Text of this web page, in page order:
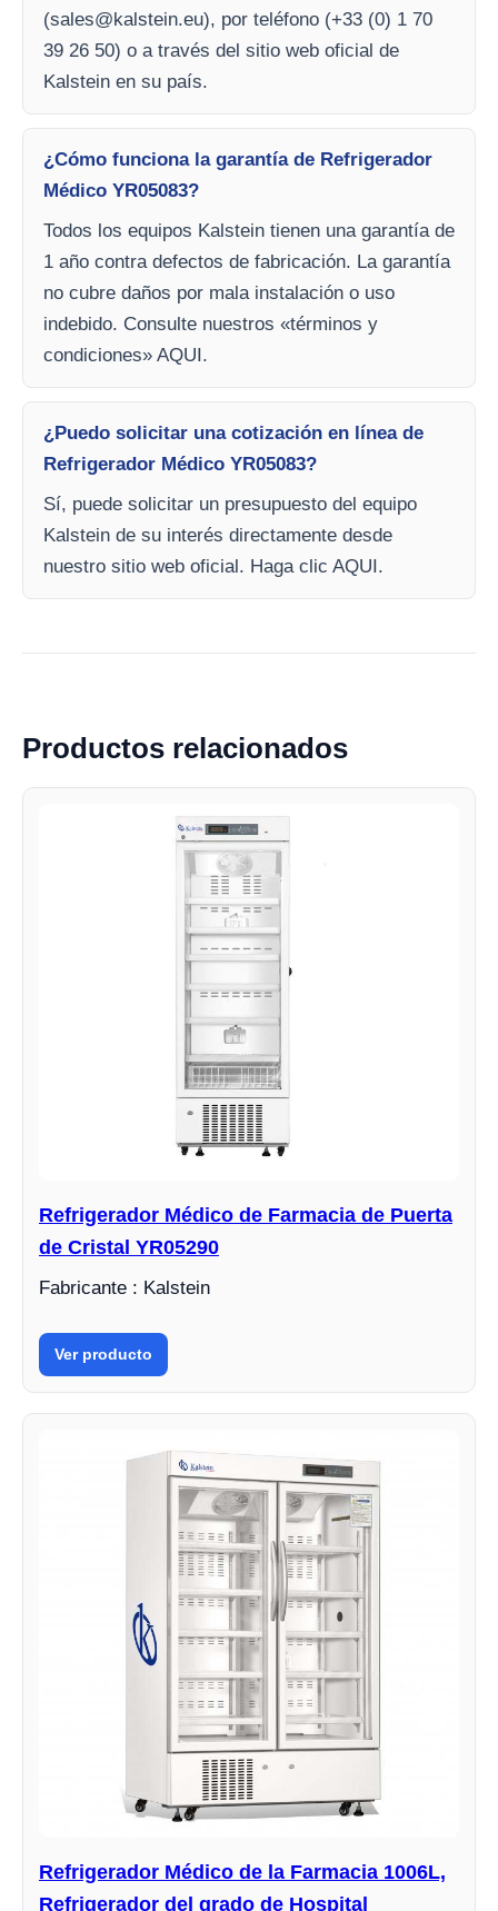
(sales@kalstein.eu), por teléfono (+33 (0) 1 70
39 26 50) o a través del sitio web oficial de
Kalstein en su país.
¿Cómo funciona la garantía de Refrigerador
Médico YR05083?
Todos los equipos Kalstein tienen una garantía de
1 año contra defectos de fabricación. La garantía
no cubre daños por mala instalación o uso
indebido. Consulte nuestros «términos y
condiciones» AQUI.
¿Puedo solicitar una cotización en línea de
Refrigerador Médico YR05083?
Sí, puede solicitar un presupuesto del equipo
Kalstein de su interés directamente desde
nuestro sitio web oficial. Haga clic AQUI.
Productos relacionados
Refrigerador Médico de Farmacia de Puerta
de Cristal YR05290
Fabricante : Kalstein
Ver producto
Refrigerador Médico de la Farmacia 1006L,
Refrigerador del grado de Hospital